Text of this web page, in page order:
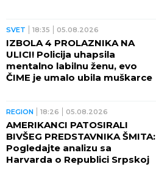
SVET 18:35 05.08.2026
IZBOLA 4 PROLAZNIKA NA
ULICI! Policija uhapsila
mentalno labilnu ženu, evo
ČIME je umalo ubila muškarce
REGION 18:26 05.08.2026
AMERIKANCI PATOSIRALI
BIVŠEG PREDSTAVNIKA ŠMITA:
Pogledajte analizu sa
Harvarda o Republici Srpskoj